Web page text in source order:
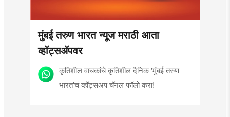
मुंबई तरुण भारत न्यूज मराठी आता
व्हॉट्सॲपवर
कृतिशील वाचकांचे कृतिशील दैनिक 'मुंबई तरुण
भारत'चं व्हॉट्सअप चॅनल फॉलो करा!